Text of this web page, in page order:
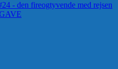
- den fireogtyvende med rejsen